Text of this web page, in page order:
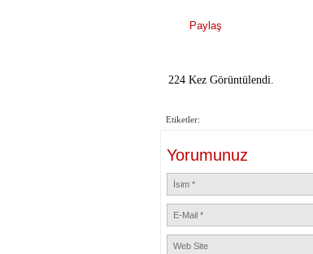
Paylaş
224 Kez Görüntülendi.
Etiketler:
Yorumunuz